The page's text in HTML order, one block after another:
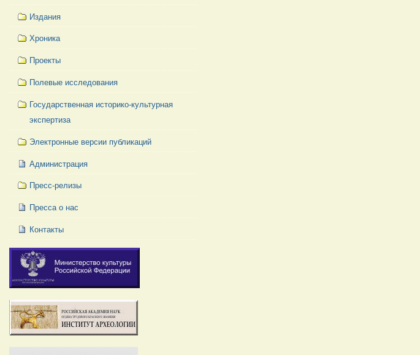
Издания
Хроника
Проекты
Полевые исследования
Государственная историко-культурная
экспертиза
Электронные версии публикаций
Администрация
Пресс-релизы
Пресса о нас
Контакты